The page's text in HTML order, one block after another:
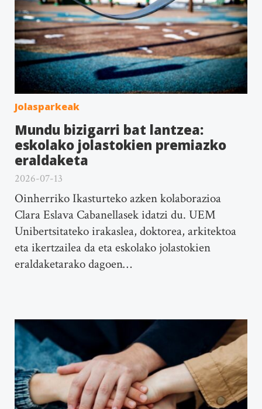
Jolasparkeak
Mundu bizigarri bat lantzea:
eskolako jolastokien premiazko
eraldaketa
2026-07-13
Oinherriko Ikasturteko azken kolaborazioa
Clara Eslava Cabanellasek idatzi du. UEM
Unibertsitateko irakaslea, doktorea, arkitektoa
eta ikertzailea da eta eskolako jolastokien
eraldaketarako dagoen…